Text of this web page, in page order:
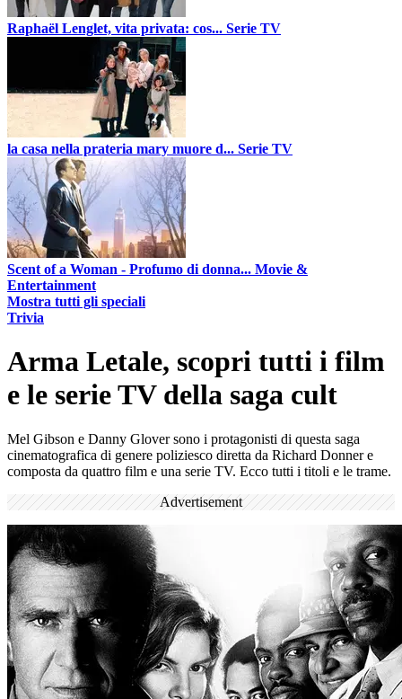
Raphaël Lenglet, vita privata: cos... Serie TV
la casa nella prateria mary muore d... Serie TV
Scent of a Woman - Profumo di donna... Movie &
Entertainment
Mostra tutti gli speciali
Trivia
Arma Letale, scopri tutti i film
e le serie TV della saga cult
Mel Gibson e Danny Glover sono i protagonisti di questa saga
cinematografica di genere poliziesco diretta da Richard Donner e
composta da quattro film e una serie TV. Ecco tutti i titoli e le trame.
Advertisement